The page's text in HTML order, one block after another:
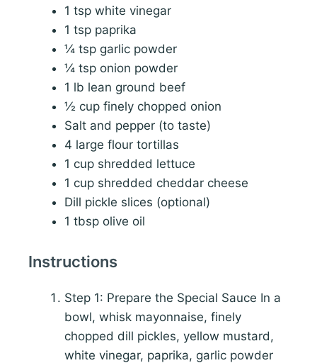
1 tsp white vinegar
1 tsp paprika
¼ tsp garlic powder
¼ tsp onion powder
1 lb lean ground beef
½ cup finely chopped onion
Salt and pepper (to taste)
4 large flour tortillas
1 cup shredded lettuce
1 cup shredded cheddar cheese
Dill pickle slices (optional)
1 tbsp olive oil
Instructions
Step 1: Prepare the Special Sauce In a
bowl, whisk mayonnaise, finely
chopped dill pickles, yellow mustard,
white vinegar, paprika, garlic powder